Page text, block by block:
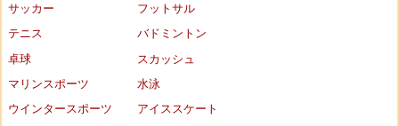
サッカー
フットサル
テニス
バドミントン
卓球
スカッシュ
マリンスポーツ
水泳
ウインタースポーツ
アイススケート